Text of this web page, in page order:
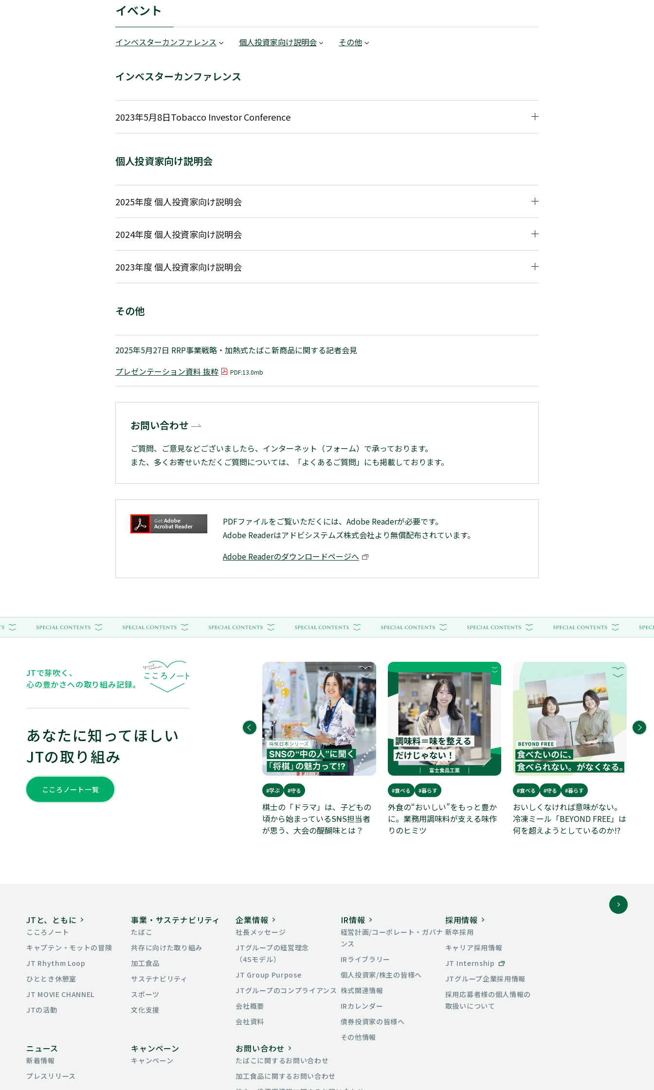
イベント
インベスターカンファレンス 個人投資家向け説明会 その他
インベスターカンファレンス
2023年5月8日Tobacco Investor Conference
個人投資家向け説明会
2025年度 個人投資家向け説明会
2024年度 個人投資家向け説明会
2023年度 個人投資家向け説明会
その他
2025年5月27日 RRP事業戦略・加熱式たばこ新商品に関する記者会見
プレゼンテーション資料 抜粋
PDFを開く
PDF:13.0mb
お問い合わせ
ご質問、ご意見などございましたら、インターネット（フォーム）で承っております。
また、多くお寄せいただくご質問については、「よくあるご質問」にも掲載しております。
PDFファイルをご覧いただくには、Adobe Readerが必要です。
Adobe Readerはアドビシステムズ株式会社より無償配布されています。
Adobe Readerのダウンロードページへ
JTで芽吹く、
心の豊かさへの取り組み記録。
あなたに知ってほしい
JTの取り組み
こころノート一覧
#働く #学ぶ
バレーボール選手が、JTで“会
#学ぶ #守る
棋士の「ドラマ」は、子どもの
頃から始まっている――SNS担当者
が思う、大会の醍醐味とは？
#食べる #暮らす
外食の“おいしい”をもっと豊か
に。業務用調味料が支える味作
りのヒミツ
#食べる #守る #暮らす
おいしくなければ意味がない。
冷凍ミール「BEYOND FREE」は
何を超えようとしているのか!?
JTと、ともに
こころノート
キャプテン・モットの冒険
JT Rhythm Loop
ひととき休憩室
JT MOVIE CHANNEL
JTの活動
事業・ サステナビリティ
たばこ
共存に向けた取り組み
加工食品
サステナビリティ
スポーツ
文化支援
企業情報
社長メッセージ
JTグループの経営理念
（4Sモデル）
JT Group Purpose
JTグループのコンプライアンス
会社概要
会社資料
IR情報
経営計画/コーポレート・ガバナ
ンス
IRライブラリー
個人投資家/株主の皆様へ
株式関連情報
IRカレンダー
債券投資家の皆様へ
その他情報
採用情報
新卒採用
キャリア採用情報
JT Internship
JTグループ企業採用情報
採用応募者様の個人情報の
取扱いについて
ニュース
新着情報
プレスリリース
キャンペーン
キャンペーン
お問い合わせ
たばこに関するお問い合わせ
加工食品に関する お問い合わせ